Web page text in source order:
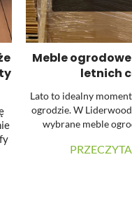
Meble ogrodowe
letnich
Lato to idealny
ogrodzie. W
wybrane meble
SPC za minimum 2000